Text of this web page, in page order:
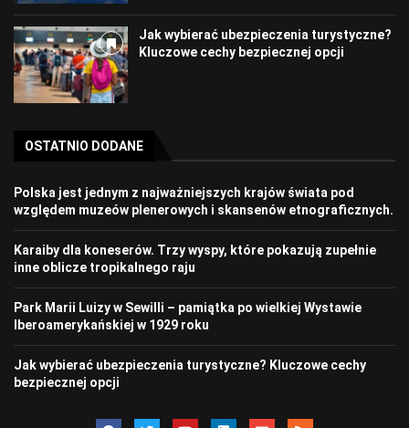
Jak wybierać ubezpieczenia turystyczne?
Kluczowe cechy bezpiecznej opcji
OSTATNIO DODANE
Polska jest jednym z najważniejszych krajów świata pod
względem muzeów plenerowych i skansenów etnograficznych.
Karaiby dla koneserów. Trzy wyspy, które pokazują zupełnie
inne oblicze tropikalnego raju
Park Marii Luizy w Sewilli – pamiątka po wielkiej Wystawie
Iberoamerykańskiej w 1929 roku
Jak wybierać ubezpieczenia turystyczne? Kluczowe cechy
bezpiecznej opcji